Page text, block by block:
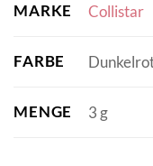
MARKE Collistar
FARBE
MENGE 3 g